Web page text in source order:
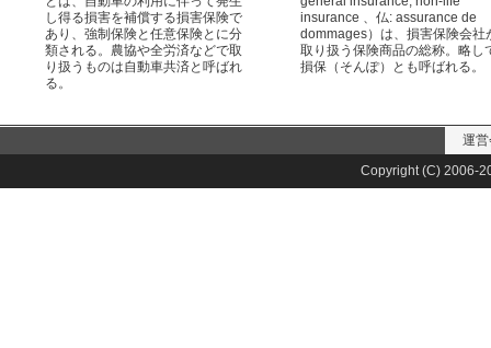
し得る損害を補償する損害保険で
あり、強制保険と任意保険とに分
類される。農協や全労済などで取
り扱うものは自動車共済と呼ばれ
る。
insurance 、仏: assurance de
dommages）は、損害保険会社
取り扱う保険商品の総称。略し
損保（そんぽ）とも呼ばれる。
運
Copyright (C) 2006-